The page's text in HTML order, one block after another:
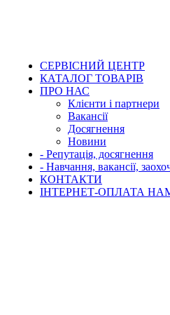
СЕРВІСНИЙ ЦЕНТР
КАТАЛОГ ТОВАРІВ
ПРО НАС
Клієнти і партнери
Вакансії
Досягнення
Новини
- Репутація, досягнення
- Навчання, вакансії,
КОНТАКТИ
ІНТЕРНЕТ-ОПЛАТА